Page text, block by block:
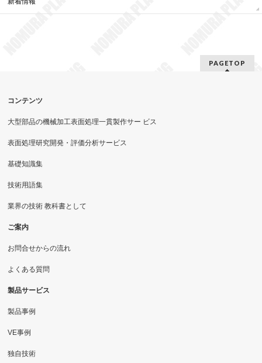
PAGETOP
コンテンツ
大型部品の機械加工表面処理一貫製作サー ビス
表面処理研究開発・評価分析サービス
基礎知識集
技術用語集
業界の技術 教科書として
ご案内
お問合せからの流れ
よくある質問
製品サービス
製品事例
VE事例
独自技術